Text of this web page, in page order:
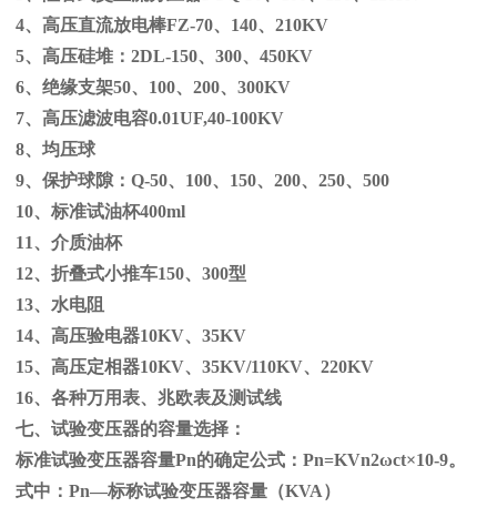
4、高压直流放电棒FZ-70、 140、 210KV
5、高压硅堆： 2DL-150、 300、 450KV
6、绝缘支架50、 100、 200、 300KV
7、高压滤波电容0.01UF,40-100KV
8、均压球
9、保护球隙： Q-50、 100、 150、 200、 250、 500
10、标准试油杯400ml
11、介质油杯
12、折叠式小推车150、 300型
13、水电阻
14、高压验电器10KV、 35KV
15、高压定相器10KV、 35KV/110KV、 220KV
16、各种万用表、兆欧表及测试线
七、试验变压器的容量选择：
标准试验变压器容量Pn的确定公式： Pn=KVn2ωct×10-9。
式中： Pn—标称试验变压器容量（KVA）